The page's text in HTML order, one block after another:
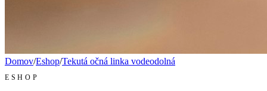
Domov/Eshop/Tekutá očná linka vodeodolná
ESHOP